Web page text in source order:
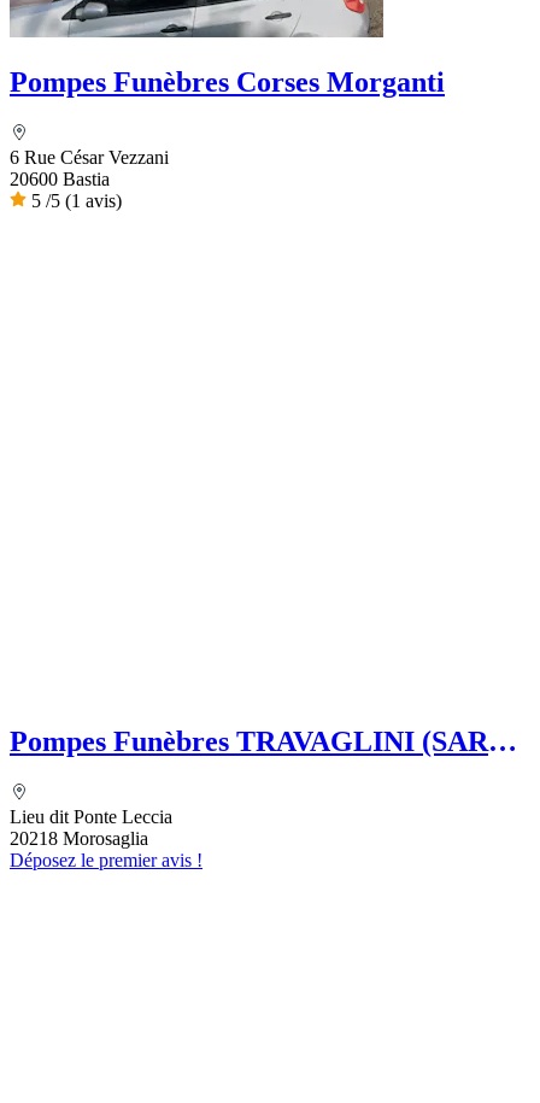
Pompes Funèbres Corses Morganti
6 Rue César Vezzani
20600 Bastia
5 /5 (1 avis)
Pompes Funèbres TRAVAGLINI (SARL)
secondaire Grégoire TRAVAGLINI
Lieu dit Ponte Leccia
20218 Morosaglia
Déposez le premier avis !